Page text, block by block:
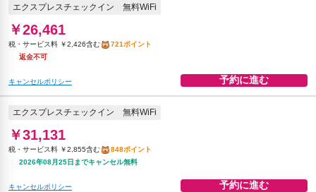
エクスプレスチェックイン 無料WiFi
￥26,461
税・サービス料 ￥2,426含む
721ポイント
返金不可
キャンセルポリシー 予約に進む
エクスプレスチェックイン 無料WiFi
￥31,131
税・サービス料 ￥2,855含む
848ポイント
2026年08月25日までキャンセル無料
キャンセルポリシー 予約に進む